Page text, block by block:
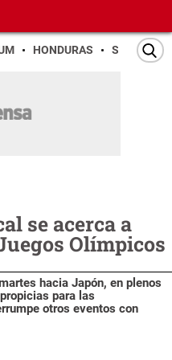
HONDURAS SAN PEDRO
se acerca a
Olímpicos
hacia Japón, en plenos
para las
otros eventos con